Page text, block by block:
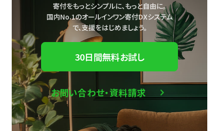
寄付をもっとシンプルに、もっと自由に。
国内No.1のオールインワン寄付DXシステム
で、支援をはじめましょう。
30日間無料お試し
お問い合わせ・資料請求